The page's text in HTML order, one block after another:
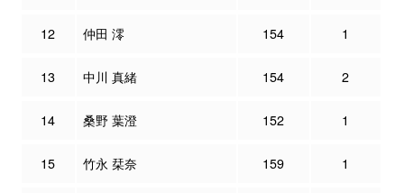
12 仲田 澪 154 1
13 中川 真緒 154 2
14 桑野 葉澄 152 1
15 竹永 栞奈 159 1